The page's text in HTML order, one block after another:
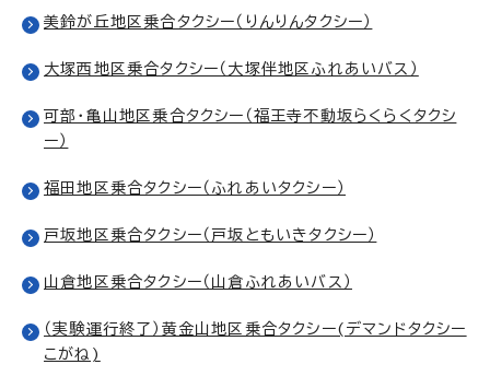
美鈴が丘地区乗合タクシー（りんりんタクシー）
大塚西地区乗合タクシー（大塚伴地区ふれあいバス）
可部・亀山地区乗合タクシー（福王寺不動坂らくらくタクシ
ー）
福田地区乗合タクシー（ふれあいタクシー）
戸坂地区乗合タクシー（戸坂ともいきタクシー）
山倉地区乗合タクシー（山倉ふれあいバス）
（実験運行終了）黄金山地区乗合タクシー(デマンドタクシー
こがね)